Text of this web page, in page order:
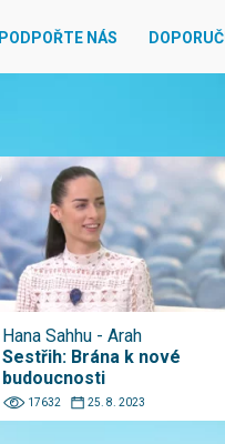
PODPOŘTE NÁS
Hana Sahhu - Arah
Sestřih: Brána k nové
budoucnosti
17632 25. 8. 2023